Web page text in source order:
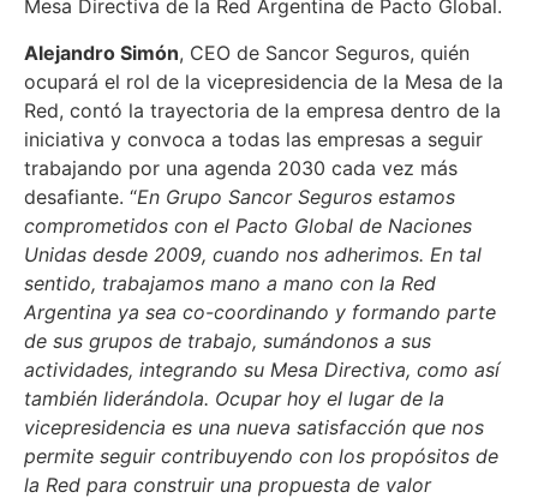
Mesa Directiva de la Red Argentina de Pacto Global.
Alejandro Simón, CEO de Sancor Seguros, quién
ocupará el rol de la vicepresidencia de la Mesa de la
Red, contó la trayectoria de la empresa dentro de la
iniciativa y convoca a todas las empresas a seguir
trabajando por una agenda 2030 cada vez más
desafiante. “En Grupo Sancor Seguros estamos
comprometidos con el Pacto Global de Naciones
Unidas desde 2009, cuando nos adherimos. En tal
sentido, trabajamos mano a mano con la Red
Argentina ya sea co-coordinando y formando parte
de sus grupos de trabajo, sumándonos a sus
actividades, integrando su Mesa Directiva, como así
también liderándola. Ocupar hoy el lugar de la
vicepresidencia es una nueva satisfacción que nos
permite seguir contribuyendo con los propósitos de
la Red para construir una propuesta de valor